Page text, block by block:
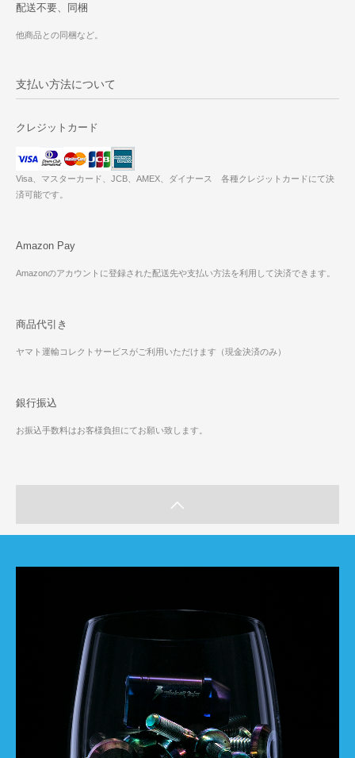
配送不要、同梱
他商品との同梱など。
支払い方法について
クレジットカード
Visa、マスターカード、JCB、AMEX、ダイナース 各種クレジットカードにて決
済可能です。
Amazon Pay
Amazonのアカウントに登録された配送先や支払い方法を利用して決済できます。
商品代引き
ヤマト運輸コレクトサービスがご利用いただけます（現金決済のみ）
銀行振込
お振込手数料はお客様負担にてお願い致します。